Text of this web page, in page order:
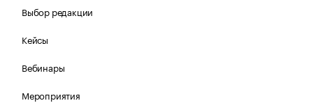
Выбор редакции
Кейсы
Вебинары
Мероприятия